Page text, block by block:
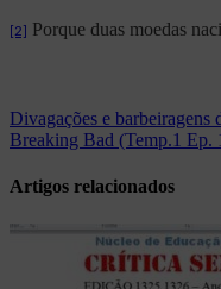
[2] Porque duas moedas
Navegação
de
Post
Divagações e barbeiragens
Breaking Bad (Temp.1 Ep.
Artigos relacionados